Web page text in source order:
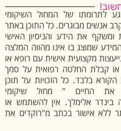
לתרומתו של המחול השיקומי
אנשים מבוגרים. כל התוכן באתר
ומשקף את הידע והניסיון האישי
שמוצג בו אינו מהווה המלצה
מקצועית אישית עם רופא או
קבלת החלטה רפואית על סמך
בלבד. כל הזכויות על תוכן
את החיים " מחול שיקומי
בינדר אלימלך. אין להשתמש או
ללא אישור בכתב מ"רוקדים את